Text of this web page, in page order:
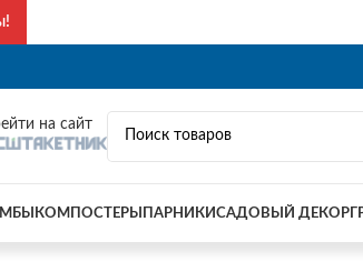
на сайт
КОМПОСТЕРЫ ПАРНИКИСАДОВЫЙ ДЕКОР